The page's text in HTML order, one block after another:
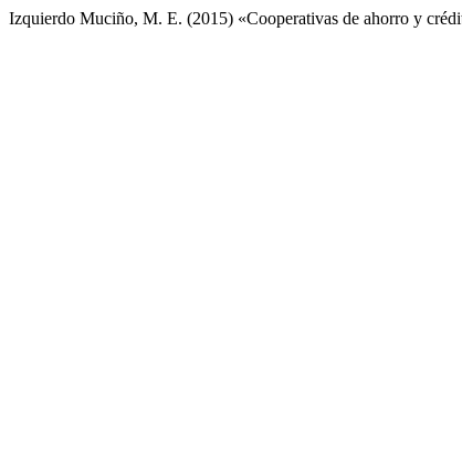
Izquierdo Muciño, M. E. (2015) «Cooperativas de ahorro y